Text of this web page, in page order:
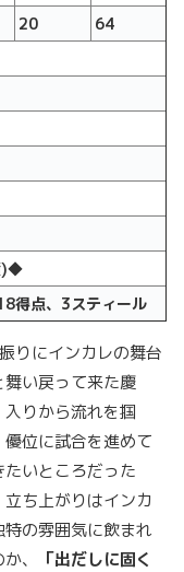
20
64
)◆
得点、 3スティール
りにインカレの舞台
舞い戻って来た慶
入りから流れを掴
優位に試合を進めて
たいところだった
立ち上がりはインカ
特の雰囲気に飲まれ
、
「出だしに固く